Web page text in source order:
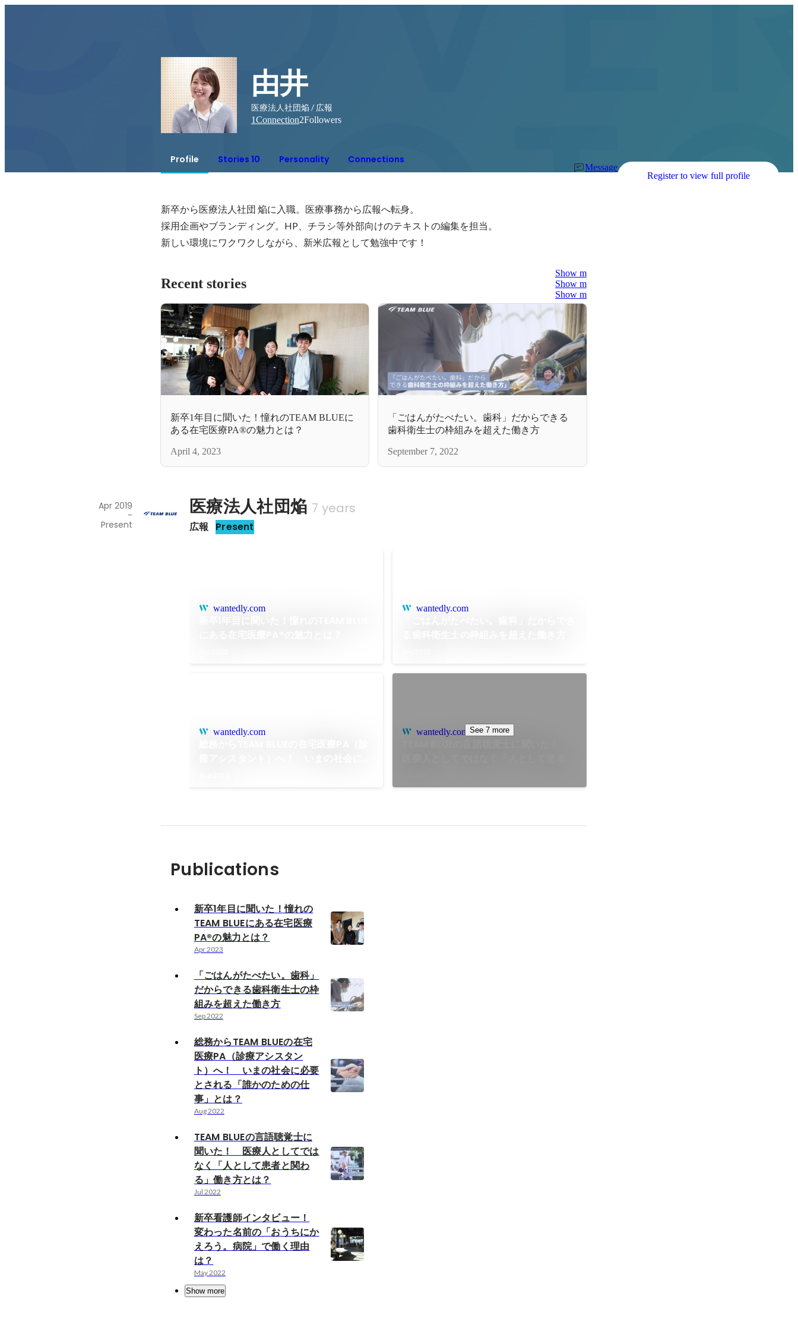
由井
医療法人社団焔 / 広報
1Connection2Followers
Profile Stories 10 Personality Connections
Message
Register to view full profile
新卒から医療法人社団 焔に入職。医療事務から広報へ転身。
採用企画やブランディング。HP、チラシ等外部向けのテキストの編集を担当。
新しい環境にワクワクしながら、新米広報として勉強中です！
Recent stories
Show more
Show more
Show more
新卒1年目に聞いた！憧れのTEAM BLUEに
ある在宅医療PA®の魅力とは？
April 4, 2023
「ごはんがたべたい。歯科」だからできる
歯科衛生士の枠組みを超えた働き方
September 7, 2022
医療法人社団焔 7 years
広報 Present
Apr 2019
-
Present
wantedly.com wantedly.com
wantedly.com wantedly.com See 7 more
Publications
新卒1年目に聞いた！憧れの
TEAM BLUEにある在宅医療
PA®の魅力とは？
Apr 2023
「ごはんがたべたい。歯科」
だからできる歯科衛生士の枠
組みを超えた働き方
Sep 2022
総務からTEAM BLUEの在宅
医療PA（診療アシスタン
ト）へ！ いまの社会に必要
とされる「誰かのための仕
事」とは？
Aug 2022
TEAM BLUEの言語聴覚士に
聞いた！ 医療人としてでは
なく「人として患者と関わ
る」働き方とは？
Jul 2022
新卒看護師インタビュー！
変わった名前の「おうちにか
えろう。病院」で働く理由
は？
May 2022
Show more